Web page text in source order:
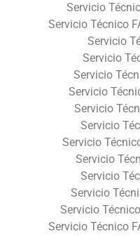
Servicio
Servicio Técnico
Servicio
Servicio
Servicio
Servicio
Servicio
Servicio
Servicio
Servicio
Servicio
Servicio
Servicio
Servicio Técnico